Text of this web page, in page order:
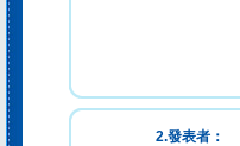
2.發表者：